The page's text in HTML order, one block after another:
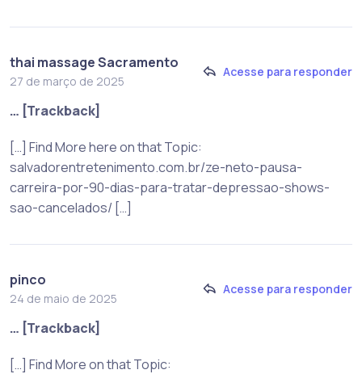
thai massage Sacramento
27 de março de 2025
Acesse para responder
… [Trackback]
[…] Find More here on that Topic:
salvadorentretenimento.com.br/ze-neto-pausa-
carreira-por-90-dias-para-tratar-depressao-shows-
sao-cancelados/ […]
pinco
24 de maio de 2025
Acesse para responder
… [Trackback]
[…] Find More on that Topic: